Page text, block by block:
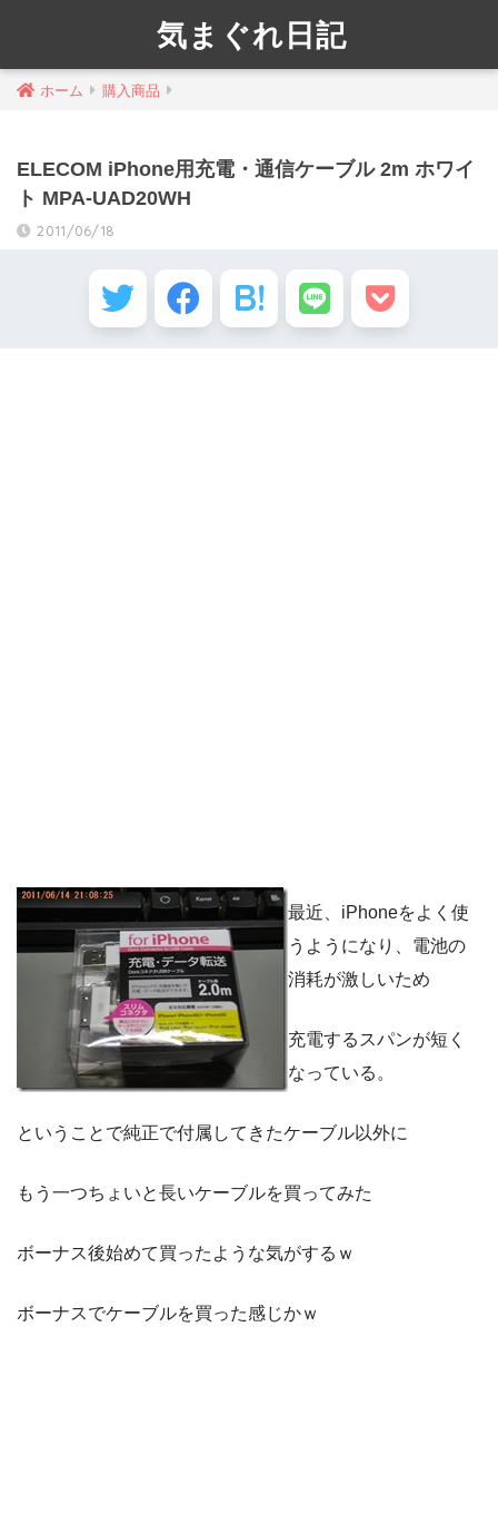
気まぐれ日記
ホーム 購入商品
ELECOM iPhone用充電・通信ケーブル 2m ホワイ
ト MPA-UAD20WH
2011/06/18
最近、iPhoneをよく使
うようになり、電池の
消耗が激しいため
充電するスパンが短く
なっている。
ということで純正で付属してきたケーブル以外に
もう一つちょいと長いケーブルを買ってみた
ボーナス後始めて買ったような気がするｗ
ボーナスでケーブルを買った感じかｗ